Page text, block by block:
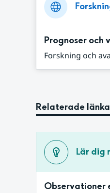
Prognoser och
Forskning och
Relaterade
Lär dig
Observationer